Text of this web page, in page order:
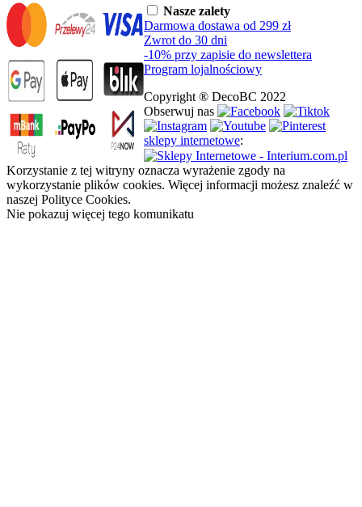
Nasze zalety
Darmowa dostawa od 299 zł
Zwrot do 30 dni
-10% przy zapisie do newslettera
Program lojalnościowy
Copyright ® DecoBC 2022
Obserwuj nas
sklepy internetowe:
Korzystanie z tej witryny oznacza wyrażenie zgody na
wykorzystanie plików cookies. Więcej informacji możesz znaleźć w
naszej Polityce Cookies.
Nie pokazuj więcej tego komunikatu